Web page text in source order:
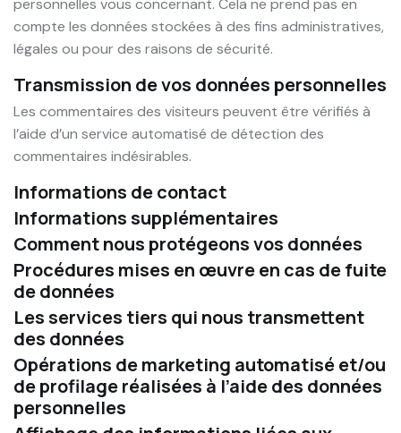
personnelles vous concernant. Cela ne prend pas en
compte les données stockées à des fins administratives,
légales ou pour des raisons de sécurité.
Transmission de vos données personnelles
Les commentaires des visiteurs peuvent être vérifiés à
l’aide d’un service automatisé de détection des
commentaires indésirables.
Informations de contact
Informations supplémentaires
Comment nous protégeons vos données
Procédures mises en œuvre en cas de fuite
de données
Les services tiers qui nous transmettent
des données
Opérations de marketing automatisé et/ou
de profilage réalisées à l’aide des données
personnelles